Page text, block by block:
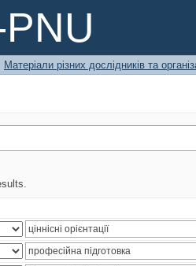
Матеріали різних дослідників та